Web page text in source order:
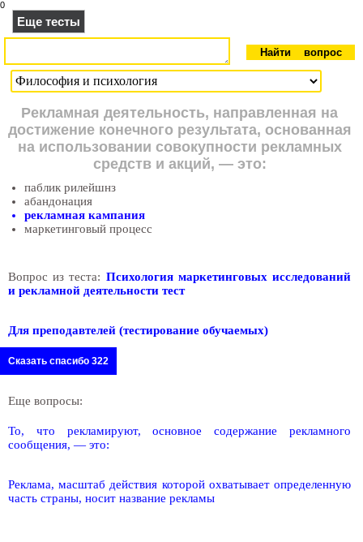
0
Еще тесты
Рекламная деятельность, направленная на
достижение конечного результата, основанная
на использовании совокупности рекламных
средств и акций, — это:
паблик рилейшнз
абандонация
рекламная кампания
маркетинговый процесс
Вопрос из теста: Психология маркетинговых исследований
и рекламной деятельности тест
Для преподавтелей (тестирование обучаемых)
Сказать спасибо 322
Еще вопросы:
То, что рекламируют, основное содержание рекламного
сообщения, — это:
Реклама, масштаб действия которой охватывает определенную
часть страны, носит название рекламы